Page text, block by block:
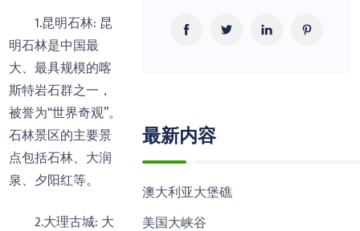
1.昆明石林: 昆
明石林是中国最
大、最具规模的喀
斯特岩石群之一，
被誉为“世界奇观”。
石林景区的主要景
点包括石林、大润
泉、夕阳红等。
2.大理古城: 大
最新内容
澳大利亚大堡礁
美国大峡谷